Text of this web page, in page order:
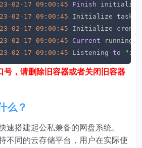
-02 -17 09 :00 :45 Finish
-02 -17 09 :00 :45 Initialize task
-02 -17 09 :00 :45
-02 -17 09 :00 :45 Current running
-02 -17 09 :00 :45 Listening to
号，请删除旧容器或者关闭旧容器
么？
速搭建起公私兼备的网盘系统。
不同的云存储平台，用户在实际使